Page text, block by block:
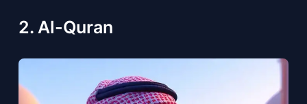
2. Al-Quran